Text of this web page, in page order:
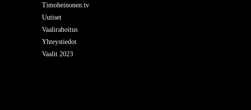
Timoheinonen.tv
Uutiset
Vaalirahoitus
Yhteystiedot
Vaalit 2023